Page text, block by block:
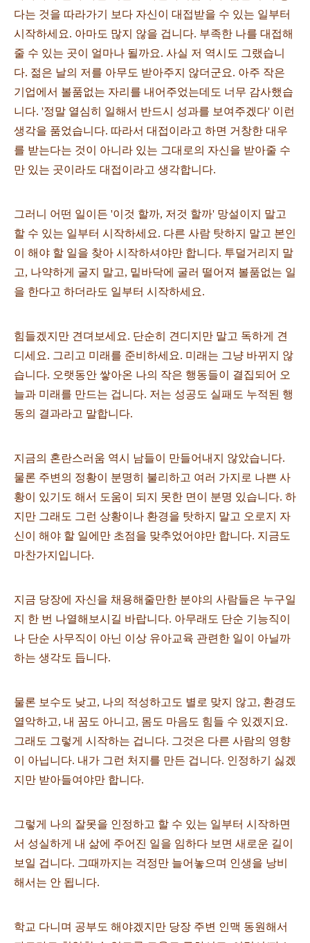
다는 것을 따라가기 보다 자신이 대접받을 수 있는 일부터
시작하세요. 아마도 많지 않을 겁니다. 부족한 나를 대접해
줄 수 있는 곳이 얼마나 될까요. 사실 저 역시도 그랬습니
다. 젊은 날의 저를 아무도 받아주지 않더군요. 아주 작은
기업에서 볼품없는 자리를 내어주었는데도 너무 감사했습
니다. '정말 열심히 일해서 반드시 성과를 보여주겠다' 이런
생각을 품었습니다. 따라서 대접이라고 하면 거창한 대우
를 받는다는 것이 아니라 있는 그대로의 자신을 받아줄 수
만 있는 곳이라도 대접이라고 생각합니다.
그러니 어떤 일이든 '이것 할까, 저것 할까' 망설이지 말고
할 수 있는 일부터 시작하세요. 다른 사람 탓하지 말고 본인
이 해야 할 일을 찾아 시작하셔야만 합니다. 투덜거리지 말
고, 나약하게 굴지 말고, 밑바닥에 굴러 떨어져 볼품없는 일
을 한다고 하더라도 일부터 시작하세요.
힘들겠지만 견뎌보세요. 단순히 견디지만 말고 독하게 견
디세요. 그리고 미래를 준비하세요. 미래는 그냥 바뀌지 않
습니다. 오랫동안 쌓아온 나의 작은 행동들이 결집되어 오
늘과 미래를 만드는 겁니다. 저는 성공도 실패도 누적된 행
동의 결과라고 말합니다.
지금의 혼란스러움 역시 남들이 만들어내지 않았습니다.
물론 주변의 정황이 분명히 불리하고 여러 가지로 나쁜 사
황이 있기도 해서 도움이 되지 못한 면이 분명 있습니다. 하
지만 그래도 그런 상황이나 환경을 탓하지 말고 오로지 자
신이 해야 할 일에만 초점을 맞추었어야만 합니다. 지금도
마찬가지입니다.
지금 당장에 자신을 채용해줄만한 분야의 사람들은 누구일
지 한 번 나열해보시길 바랍니다. 아무래도 단순 기능직이
나 단순 사무직이 아닌 이상 유아교육 관련한 일이 아닐까
하는 생각도 듭니다.
물론 보수도 낮고, 나의 적성하고도 별로 맞지 않고, 환경도
열악하고, 내 꿈도 아니고, 몸도 마음도 힘들 수 있겠지요.
그래도 그렇게 시작하는 겁니다. 그것은 다른 사람의 영향
이 아닙니다. 내가 그런 처지를 만든 겁니다. 인정하기 싫겠
지만 받아들여야만 합니다.
그렇게 나의 잘못을 인정하고 할 수 있는 일부터 시작하면
서 성실하게 내 삶에 주어진 일을 임하다 보면 새로운 길이
보일 겁니다. 그때까지는 걱정만 늘어놓으며 인생을 낭비
해서는 안 됩니다.
학교 다니며 공부도 해야겠지만 당장 주변 인맥 동원해서